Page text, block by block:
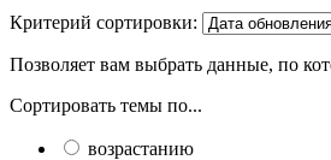
Критерий сортировки:
Позволяет вам выбрать данные, по
Сортировать темы по...
возрастанию